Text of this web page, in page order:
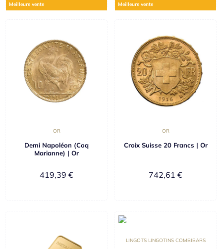
Meilleure vente Meilleure vente
OR
Demi Napoléon (Coq
Marianne) | Or
419,39 €
OR
Croix Suisse 20 Francs | Or
742,61 €
LINGOTS LINGOTINS COMBIBARS